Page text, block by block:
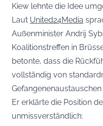
Kiew lehnte die Idee
Laut United24Media
Außenminister Andrij
Koalitionstreffen in
betonte, dass die
vollständig von
Er erklärte die Position
unmissverständlich: